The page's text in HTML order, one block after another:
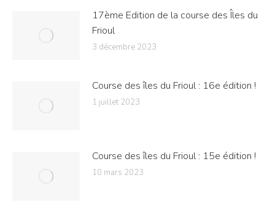
17ème Edition de la course des Îles du
Frioul
3 décembre 2023
Course des îles du Frioul : 16e édition !
1 juillet 2023
Course des îles du Frioul : 15e édition !
10 mars 2023